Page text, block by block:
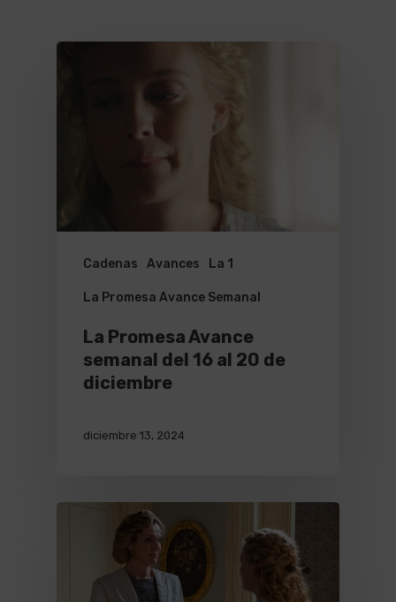
Cadenas Avances La 1
La Promesa Avance Semanal
La Promesa Avance
semanal del 16 al 20 de
diciembre
diciembre 13, 2024